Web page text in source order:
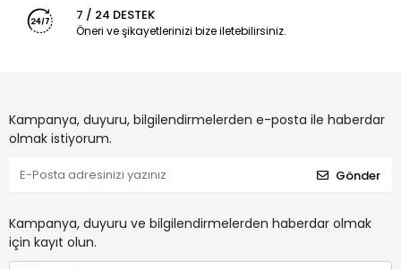
7 / 24 DESTEK
Öneri ve şikayetlerinizi bize iletebilirsiniz.
Kampanya, duyuru, bilgilendirmelerden e-posta ile haberdar
olmak istiyorum.
Gönder
Kampanya, duyuru ve bilgilendirmelerden haberdar olmak
için kayıt olun.